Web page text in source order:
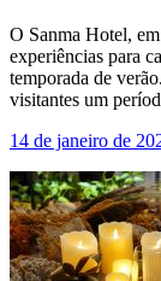
O Sanma Hotel,
experiências para
temporada de
visitantes um
14 de janeiro de